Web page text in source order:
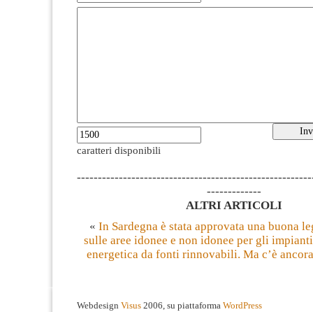
caratteri disponibili
-------------
ALTRI ARTICOLI
« In Sardegna è stata approvata una buona
sulle aree idonee e non idonee per gli
energetica da fonti rinnovabili. Ma c’è
Webdesign Visus 2006, su piattaforma WordPress